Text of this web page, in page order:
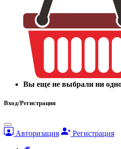
Вы еще не выбрали ни
Вход/Регистрация
Авторизация Регистрация